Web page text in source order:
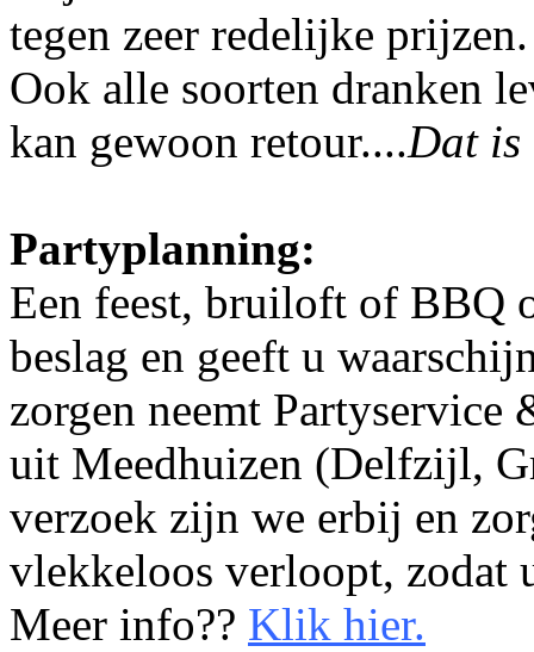
tegen zeer redelijke
Ook alle soorten dranken
kan gewoon retour....Dat
Partyplanning:
Een feest, bruiloft of BBQ
beslag en geeft u
zorgen neemt
uit Meedhuizen (Delfzijl,
verzoek zijn we erbij en
vlekkeloos verloopt, zodat
Meer info?? Klik hier.